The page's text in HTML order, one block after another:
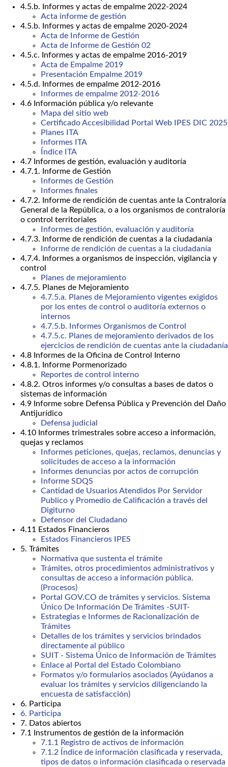
4.5.b. Informes y actas de empalme 2022-2024
Acta informe de gestión
4.5.b. Informes y actas de empalme 2020-2024
Acta de Informe de Gestión
Acta de Informe de Gestión 02
4.5.c. Informes y actas de empalme 2016-2019
Acta de Empalme 2019
Presentación Empalme 2019
4.5.d. Informes de empalme 2012-2016
Informes de empalme 2012-2016
4.6 Información pública y/o relevante
Mapa del sitio web
Certificado Accesibilidad Portal Web IPES DIC 2025
Planes ITA
Informes ITA
Índice ITA
4.7 Informes de gestión, evaluación y auditoría
4.7.1. Informe de Gestión
Informes de Gestión
Informes finales
4.7.2. Informe de rendición de cuentas ante la Contraloría
General de la República, o a los organismos de contraloría
o control territoriales
Informes de gestión, evaluación y auditoría
4.7.3. Informe de rendición de cuentas a la ciudadanía
Informe de rendición de cuentas a la ciudadanía
4.7.4. Informes a organismos de inspección, vigilancia y
control
Planes de mejoramiento
4.7.5. Planes de Mejoramiento
4.7.5.a. Planes de Mejoramiento vigentes exigidos
por los entes de control o auditoría externos o
internos
4.7.5.b. Informes Organismos de Control
4.7.5.c. Planes de mejoramiento derivados de los
ejercicios de rendición de cuentas ante la ciudadanía
4.8 Informes de la Oficina de Control Interno
4.8.1. Informe Pormenorizado
Reportes de control interno
4.8.2. Otros informes y/o consultas a bases de datos o
sistemas de información
4.9 Informe sobre Defensa Pública y Prevención del Daño
Antijurídico
Defensa judicial
4.10 Informes trimestrales sobre acceso a información,
quejas y reclamos
Informes peticiones, quejas, reclamos, denuncias y
solicitudes de acceso a la información
Informes denuncias por actos de corrupción
Informe SDQS
Cantidad de Usuarios Atendidos Por Servidor
Publico y Promedio de Calificación a través del
Digiturno
Defensor del Ciudadano
4.11 Estados Financieros
Estados Financieros IPES
5. Trámites
Normativa que sustenta el trámite
Trámites, otros procedimientos administrativos y
consultas de acceso a información pública.
(Procesos)
Portal GOV.CO de trámites y servicios. Sistema
Único De Información De Trámites -SUIT-
Estrategias e Informes de Racionalización de
Trámites
Detalles de los trámites y servicios brindados
directamente al público
SUIT - Sistema Único de Información de Trámites
Enlace al Portal del Estado Colombiano
Formatos y/o formularios asociados (Ayúdanos a
evaluar los trámites y servicios diligenciando la
encuesta de satisfacción)
6. Participa
6. Participa
7. Datos abiertos
7.1 Instrumentos de gestión de la información
7.1.1 Registro de activos de información
7.1.2 Índice de información clasificada y reservada,
tipos de datos o información clasificada o reservada